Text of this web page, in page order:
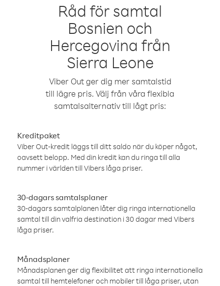
Råd för samtal
Bosnien och
Hercegovina från
Sierra Leone
Viber Out ger dig mer samtalstid
till lägre pris. Välj från våra flexibla
samtalsalternativ till lågt pris:
Kreditpaket
Viber Out-kredit läggs till ditt saldo när du köper något,
oavsett belopp. Med din kredit kan du ringa till alla
nummer i världen till Vibers låga priser.
30-dagars samtalsplaner
30-dagars samtalplanen låter dig ringa internationella
samtal till din valfria destination i 30 dagar med Vibers
låga priser.
Månadsplaner
Månadsplanen ger dig flexibilitet att ringa internationella
samtal till hemtelefoner och mobiler till låga priser, utan